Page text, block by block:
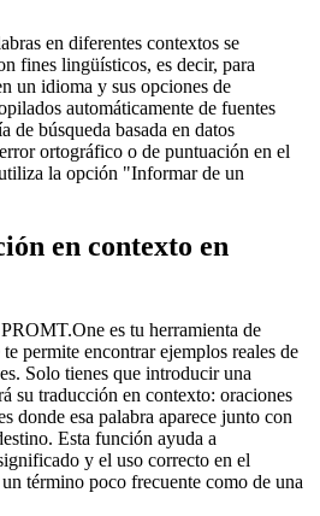
en diferentes contextos se
fines lingüísticos, es decir, para
un idioma y sus opciones de
automáticamente de fuentes
de búsqueda basada en datos
ortográfico o de puntuación en el
la opción "Informar de un
en contexto en
es tu herramienta de
permite encontrar ejemplos reales de
Solo tienes que introducir una
su traducción en contexto: oraciones
donde esa palabra aparece junto con
Esta función ayuda a
y el uso correcto en el
término poco frecuente como de una